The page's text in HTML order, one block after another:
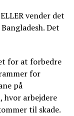
vender det
Det
for at forbedre
for
på
arbejdere
til skade.